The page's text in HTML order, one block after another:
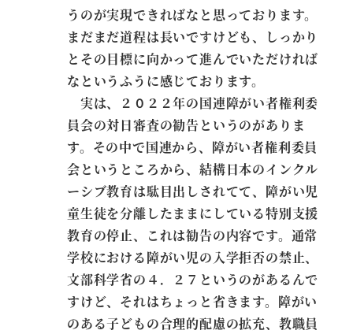
うのが実現できればなと思っております。
まだまだ道程は長いですけども、しっかり
とその目標に向かって進んでいただければ
なというふうに感じております。
実は、２０２２年の国連障がい者権利委
員会の対日審査の勧告というのがありま
す。その中で国連から、障がい者権利委員
会というところから、結構日本のインクル
ーシブ教育は駄目出しされてて、障がい児
童生徒を分離したままにしている特別支援
教育の停止、これは勧告の内容です。通常
学校における障がい児の入学拒否の禁止、
文部科学省の４．２７というのがあるんで
すけど、それはちょっと省きます。障がい
のある子どもの合理的配慮の拡充、教職員